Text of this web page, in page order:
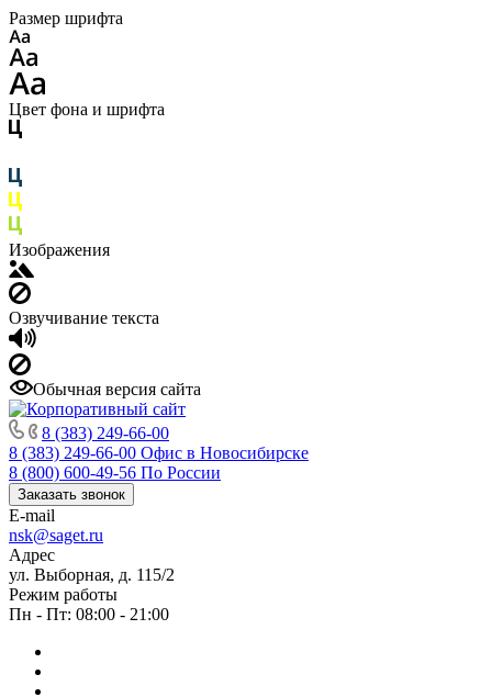
Размер шрифта
Цвет фона и шрифта
Изображения
Озвучивание текста
Обычная версия сайта
8 (383) 249-66-00
8 (383) 249-66-00 Офис в Новосибирске
8 (800) 600-49-56 По России
Заказать звонок
E-mail
nsk@saget.ru
Адрес
ул. Выборная, д. 115/2
Режим работы
Пн - Пт: 08:00 - 21:00